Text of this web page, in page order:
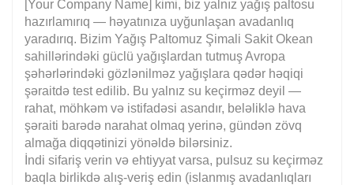
[Your Company Name] kimi, biz yalnız yağış paltosu
hazırlamırıq — həyatınıza uyğunlaşan avadanlıq
yaradırıq. Bizim Yağış Paltomuz Şimali Sakit Okean
sahillərindəki güclü yağışlardan tutmuş Avropa
şəhərlərindəki gözlənilməz yağışlara qədər həqiqi
şəraitdə test edilib. Bu yalnız su keçirməz deyil —
rahat, möhkəm və istifadəsi asandır, beləliklə hava
şəraiti barədə narahat olmaq yerinə, gündən zövq
almağa diqqətinizi yönəldə bilərsiniz.
İndi sifariş verin və ehtiyyat varsa, pulsuz su keçirməz
baqla birlikdə alış-veriş edin (islanmış avadanlıqları